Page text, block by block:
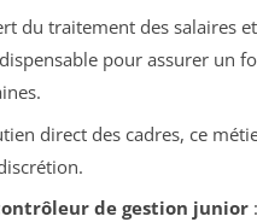
du traitement des salaires
pour assurer un
direct des cadres, ce
de gestion junior: